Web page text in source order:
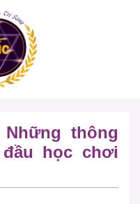
thông
học chơi